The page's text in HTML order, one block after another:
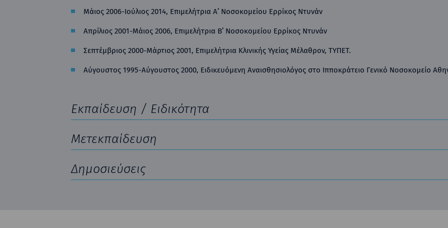
Μάιος 2006-Ιούλιος 2014, Επιμελήτρια Α’ Νοσοκομείου Ερρίκος Ντυνάν
Απρίλιος 2001-Μάιος 2006, Επιμελήτρια Β’ Νοσοκομείου Ερρίκος Ντυνάν
Σεπτέμβριος 2000-Μάρτιος 2001, Επιμελήτρια Κλινικής Υγείας Μέλαθρον, ΤΥΠΕΤ.
Αύγουστος 1995-Αύγουστος 2000, Ειδικευόμενη Αναισθησιολόγος στο Ιπποκράτειο Γενικό Νοσοκομείο
Εκπαίδευση / Ειδικότητα
Μετεκπαίδευση
Δημοσιεύσεις